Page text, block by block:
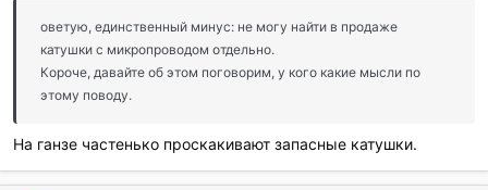
оветую, единственный минус: не могу найти в продаже
катушки с микропроводом отдельно.
Короче, давайте об этом поговорим, у кого какие мысли по
этому поводу.
На ганзе частенько проскакивают запасные катушки.